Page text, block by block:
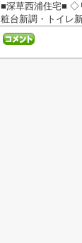
■深草西浦住宅■ ◇
粧台新調・トイレ